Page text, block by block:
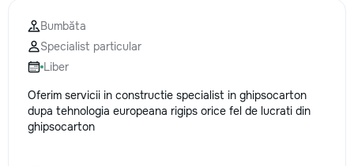
Bumbăta
Specialist particular
Liber
Oferim servicii in constructie specialist in ghipsocarton
dupa tehnologia europeana rigips orice fel de lucrati din
ghipsocarton